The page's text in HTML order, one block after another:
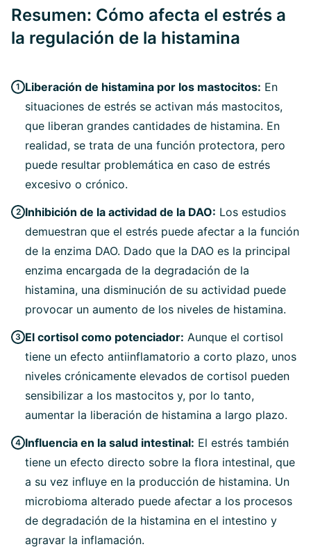
Resumen: Cómo afecta el estrés a
la regulación de la histamina
Liberación de histamina por los mastocitos: En
situaciones de estrés se activan más mastocitos,
que liberan grandes cantidades de histamina. En
realidad, se trata de una función protectora, pero
puede resultar problemática en caso de estrés
excesivo o crónico.
Inhibición de la actividad de la DAO: Los estudios
demuestran que el estrés puede afectar a la función
de la enzima DAO. Dado que la DAO es la principal
enzima encargada de la degradación de la
histamina, una disminución de su actividad puede
provocar un aumento de los niveles de histamina.
El cortisol como potenciador: Aunque el cortisol
tiene un efecto antiinflamatorio a corto plazo, unos
niveles crónicamente elevados de cortisol pueden
sensibilizar a los mastocitos y, por lo tanto,
aumentar la liberación de histamina a largo plazo.
Influencia en la salud intestinal: El estrés también
tiene un efecto directo sobre la flora intestinal, que
a su vez influye en la producción de histamina. Un
microbioma alterado puede afectar a los procesos
de degradación de la histamina en el intestino y
agravar la inflamación.